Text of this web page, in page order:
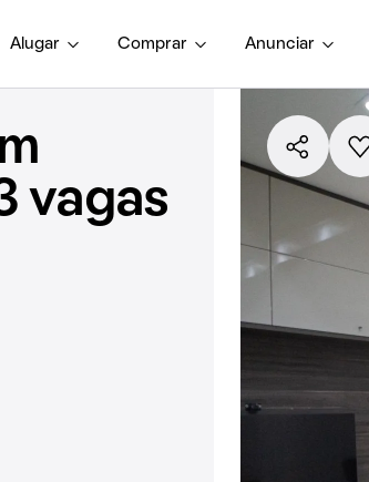
Alugar Comprar Anunciar
vagas